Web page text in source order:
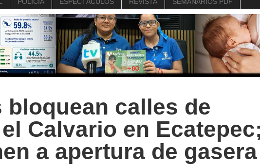
bloquean calles de
Calvario en Ecatepec;
a apertura de gasera